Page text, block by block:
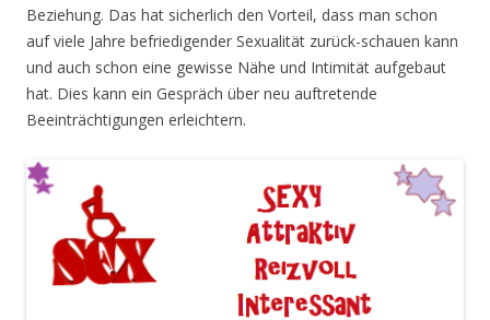
Beziehung. Das hat sicherlich den Vorteil, dass man schon
auf viele Jahre befriedigender Sexualität zurück-schauen kann
und auch schon eine gewisse Nähe und Intimität aufgebaut
hat. Dies kann ein Gespräch über neu auftretende
Beeinträchtigungen erleichtern.